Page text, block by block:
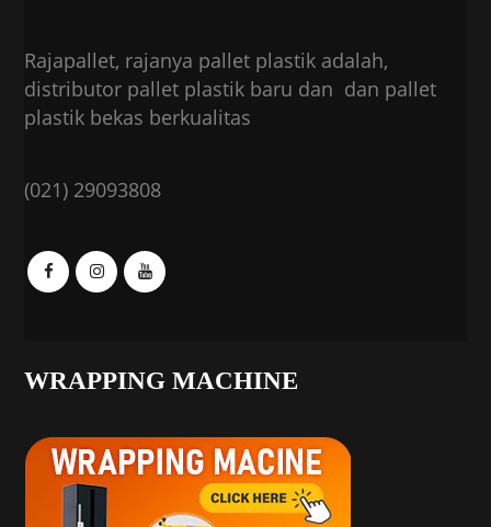
Rajapallet, rajanya pallet plastik adalah,
distributor pallet plastik baru dan dan pallet
plastik bekas berkualitas
(021) 29093808
WRAPPING MACHINE